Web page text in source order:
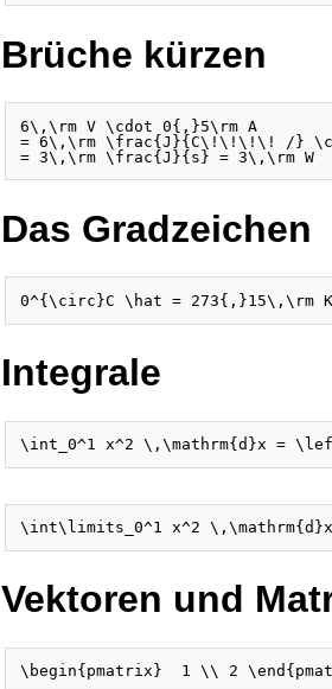
Brüche kürzen
6\,\rm V \cdot 0{,}5\rm A
= 6\,\rm \frac{J}{C\!\!\!\! /}
Das Gradzeichen
Integrale
Vektoren und